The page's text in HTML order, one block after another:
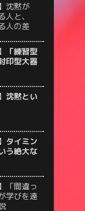
沈黙が
人と、
人の差
「練習型
印型大器
沈黙とい
タイミン
う絶大な
「間違っ
学びを遠